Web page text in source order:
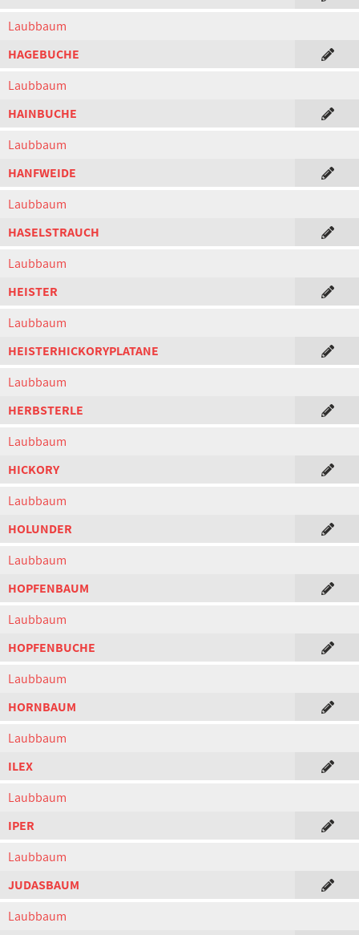
Laubbaum
HAGEBUCHE
Laubbaum
HAINBUCHE
Laubbaum
HANFWEIDE
Laubbaum
HASELSTRAUCH
Laubbaum
HEISTER
Laubbaum
HEISTERHICKORYPLATANE
Laubbaum
HERBSTERLE
Laubbaum
HICKORY
Laubbaum
HOLUNDER
Laubbaum
HOPFENBAUM
Laubbaum
HOPFENBUCHE
Laubbaum
HORNBAUM
Laubbaum
ILEX
Laubbaum
IPER
Laubbaum
JUDASBAUM
Laubbaum